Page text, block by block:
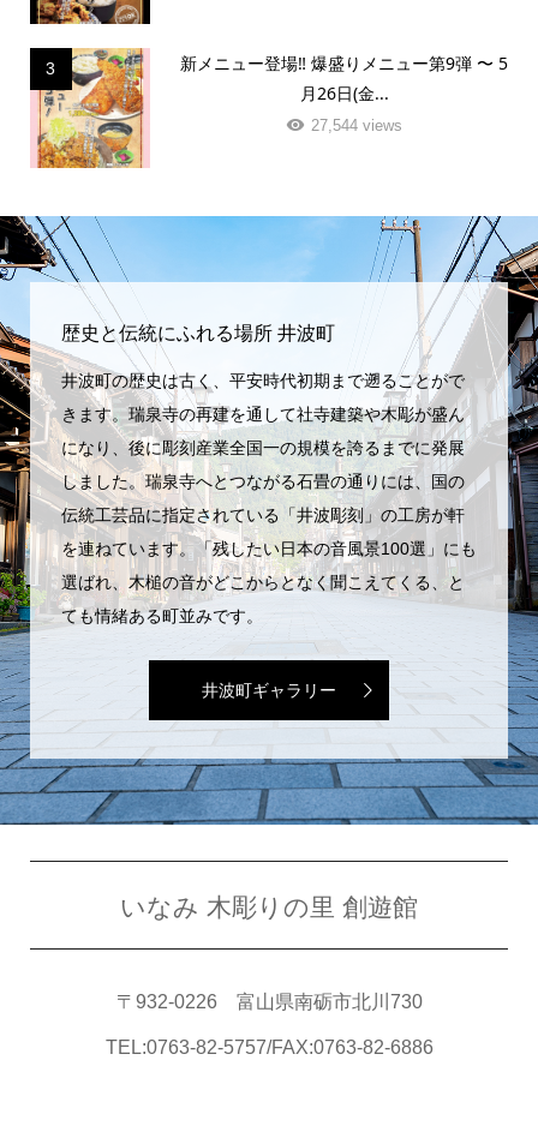
3
新メニュー登場‼️ 爆盛りメニュー第9弾 〜 5
月26日(金...
27,544 views
歴史と伝統にふれる場所 井波町
井波町の歴史は古く、平安時代初期まで遡ることがで
きます。瑞泉寺の再建を通して社寺建築や木彫が盛ん
になり、後に彫刻産業全国一の規模を誇るまでに発展
しました。瑞泉寺へとつながる石畳の通りには、国の
伝統工芸品に指定されている「井波彫刻」の工房が軒
を連ねています。「残したい日本の音風景100選」にも
選ばれ、木槌の音がどこからとなく聞こえてくる、と
ても情緒ある町並みです。
井波町ギャラリー
いなみ 木彫りの里 創遊館
〒932-0226 富山県南砺市北川730
TEL:0763-82-5757/FAX:0763-82-6886